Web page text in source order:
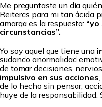
Me preguntaste un día
Reiteras para mi tan ácida
amarga es la respuesta: “yo
circunstancias”.
Yo soy aquel que tiene una
sudando anormalidad
de tomar decisiones,
impulsivo en sus acciones
de lo hecho sin pensar,
huye de la responsabilidad.